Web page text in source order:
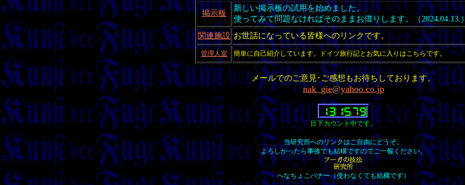
掲示板
新しい掲示板の試用を始めました。
使ってみて問題なければそのままお借りします。（2024.04.13.）
関連施設 お世話になっている皆様へのリンクです。
管理人室 簡単に自己紹介しています。ドイツ旅行記とお気に入りはこちらです。
メールでのご意見･ご感想もお待ちしております。
nak_gie@yahoo.co.jp
目下カウント中です。
当研究所へのリンクはご自由にどうぞ。
よろしかったら事後でも結構ですのでご一報ください。
へなちょこバナー（使わなくても結構です）